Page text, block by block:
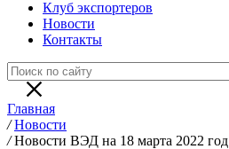
Клуб экспортеров
Новости
Контакты
Главная
/ Новости
/ Новости ВЭД на 18 марта 2022 год